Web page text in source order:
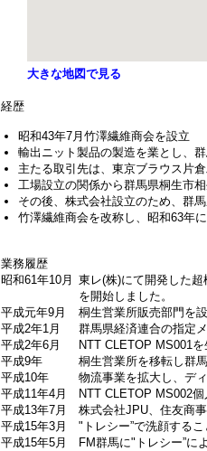
大きな地図で見る
経歴
昭和43年7月竹澤繊維商会を設立
輸出ニット製品の製造を業とし、
主たる取引先は、東京ブラウス片
工場設立の関係から群馬県桐生市
その後、株式会社設立のため、群
竹澤繊維商会を改称し、昭和63年
業務履歴
昭和61年10月 東レ(株)にて開発した
を開始しました。
平成元年9月
桐生営業所販売部門を
平成2年1月
群馬県経済連合の指定
平成2年6月
NTT CLETOP MS001
平成9年
桐生営業所を移転し群
平成10年
物流事業を拡大し、デ
平成11年4月
NTT CLETOP MS002
平成13年7月
株式会社JPU、住友商
平成15年3月
"トレシー”で洗顔する
平成15年5月
FM群馬に"トレシー”に